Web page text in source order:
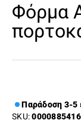
Φόρμα
Παράδοση 3-5
SKU: